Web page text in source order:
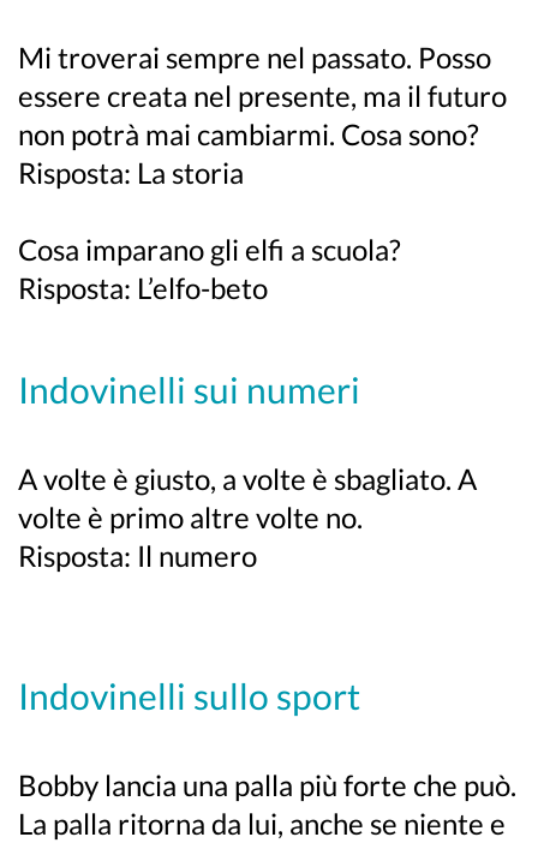
Mi troverai sempre nel passato. Posso
essere creata nel presente, ma il futuro
non potrà mai cambiarmi. Cosa sono?
Risposta: La storia
Cosa imparano gli elfi a scuola?
Risposta: L’elfo-beto
Indovinelli sui numeri
A volte è giusto, a volte è sbagliato. A
volte è primo altre volte no.
Risposta: Il numero
Indovinelli sullo sport
Bobby lancia una palla più forte che può.
La palla ritorna da lui, anche se niente e